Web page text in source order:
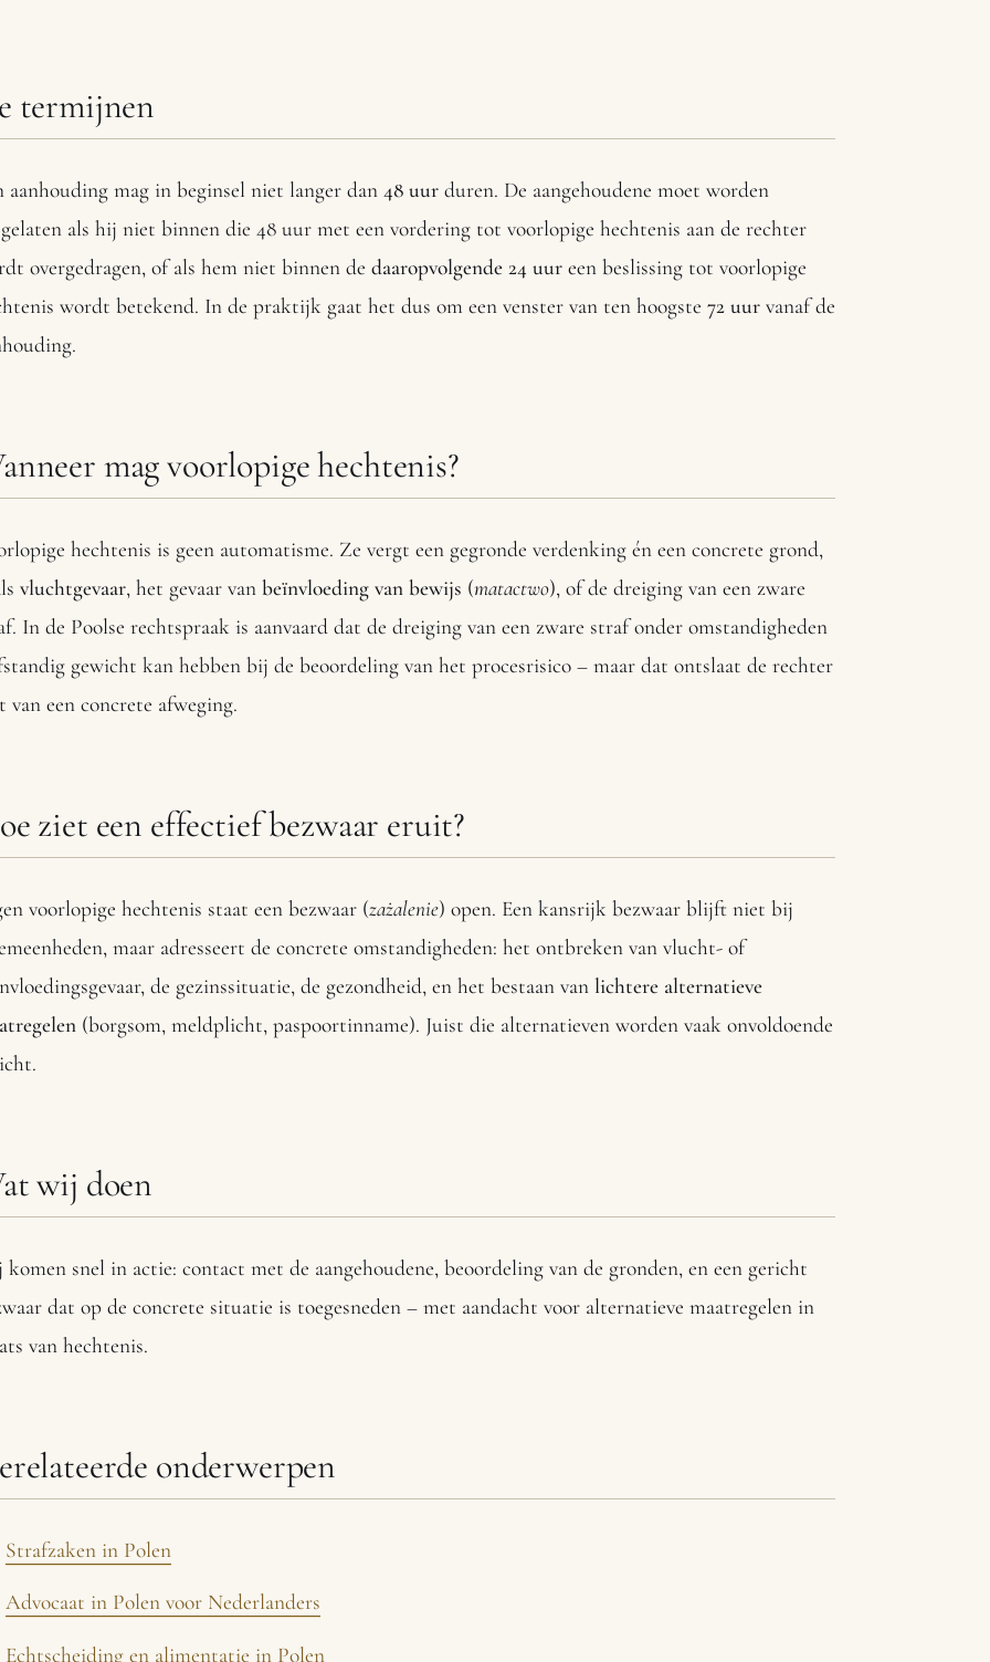
termijnen
aanhouding mag in beginsel niet langer dan 48 uur duren. De aangehoudene moet worden
als hij niet binnen die 48 uur met een vordering tot voorlopige hechtenis aan de rechter
overgedragen, of als hem niet binnen de daaropvolgende 24 uur een beslissing tot voorlopige
wordt betekend. In de praktijk gaat het dus om een venster van ten hoogste 72 uur vanaf de
mag voorlopige hechtenis?
hechtenis is geen automatisme. Ze vergt een gegronde verdenking én een concrete grond,
vluchtgevaar, het gevaar van beïnvloeding van bewijs (matactwo), of de dreiging van een zware
In de Poolse rechtspraak is aanvaard dat de dreiging van een zware straf onder omstandigheden
gewicht kan hebben bij de beoordeling van het procesrisico – maar dat ontslaat de rechter
van een concrete afweging.
ziet een effectief bezwaar eruit?
voorlopige hechtenis staat een bezwaar (zażalenie) open. Een kansrijk bezwaar blijft niet bij
maar adresseert de concrete omstandigheden: het ontbreken van vlucht- of
de gezinssituatie, de gezondheid, en het bestaan van lichtere alternatieve
(borgsom, meldplicht, paspoortinname). Juist die alternatieven worden vaak onvoldoende
wij doen
snel in actie: contact met de aangehoudene, beoordeling van de gronden, en een gericht
dat op de concrete situatie is toegesneden – met aandacht voor alternatieve maatregelen in
van hechtenis.
onderwerpen
Strafzaken in Polen
Advocaat in Polen voor Nederlanders
Echtscheiding en alimentatie in Polen